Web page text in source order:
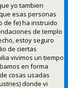
yo tambien
esas personas
de fe) ha instruido
de templo
estoy seguro
de ciertas
vivimos un tiempo
en forma
cosas usadas
donde vi